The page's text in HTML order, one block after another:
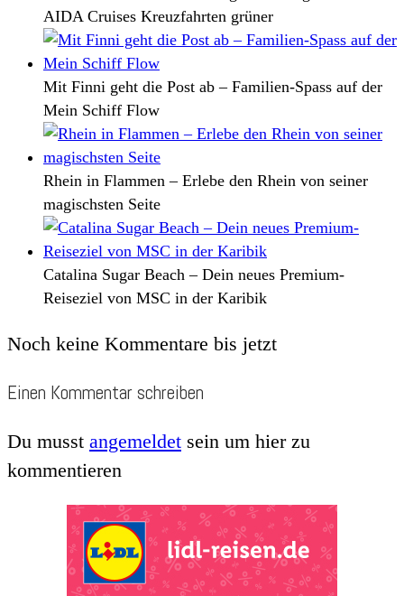
AIDA Cruises Kreuzfahrten grüner
Mit Finni geht die Post ab – Familien-Spass auf der
Mein Schiff Flow
Rhein in Flammen – Erlebe den Rhein von seiner
magischsten Seite
Catalina Sugar Beach – Dein neues Premium-
Reiseziel von MSC in der Karibik
Noch keine Kommentare bis jetzt
Einen Kommentar schreiben
Du musst angemeldet sein um hier zu
kommentieren